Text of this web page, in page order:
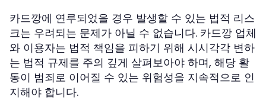
카드깡에 연루되었을 경우 발생할 수 있는 법적 리스
크는 우려되는 문제가 아닐 수 없습니다. 카드깡 업체
와 이용자는 법적 책임을 피하기 위해 시시각각 변하
는 법적 규제를 주의 깊게 살펴보아야 하며, 해당 활
동이 범죄로 이어질 수 있는 위험성을 지속적으로 인
지해야 합니다.